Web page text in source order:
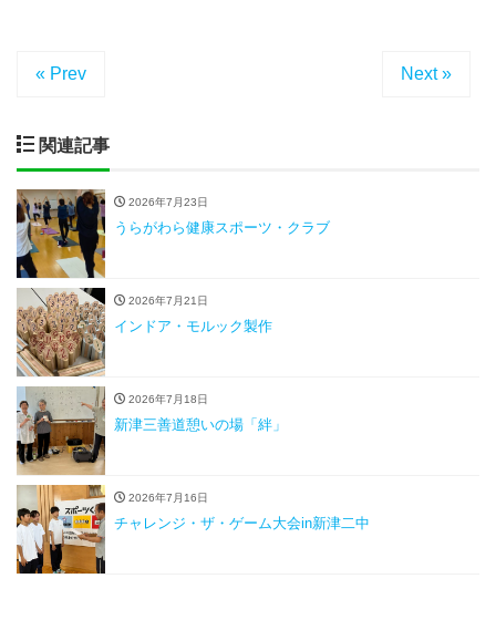
« Prev Next »
関連記事
2026年7月23日
うらがわら健康スポーツ・クラブ
2026年7月21日
インドア・モルック製作
2026年7月18日
新津三善道憩いの場「絆」
2026年7月16日
チャレンジ・ザ・ゲーム大会in新津二中